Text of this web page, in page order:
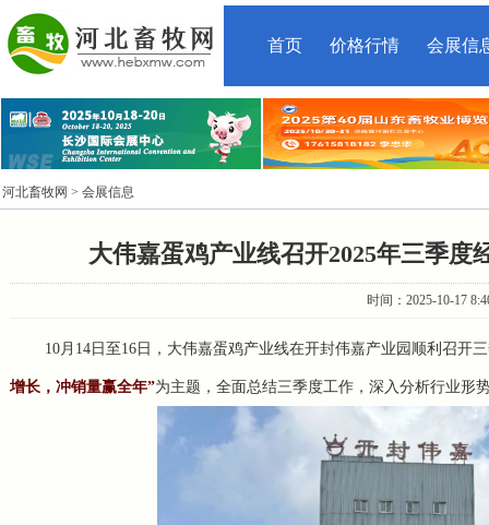
首页 价格行情 会展信
河北畜牧网 > 会展信息
大伟嘉蛋鸡产业线召开2025年三季
时间：2025-10-17
10月14日至16日，大伟嘉蛋鸡产业线在开封伟嘉产业园顺利召开
增长，冲销量赢全年”为主题，全面总结三季度工作，深入分析行业形